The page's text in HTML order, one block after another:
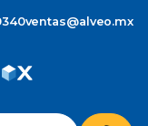
ventas@alveo.mx